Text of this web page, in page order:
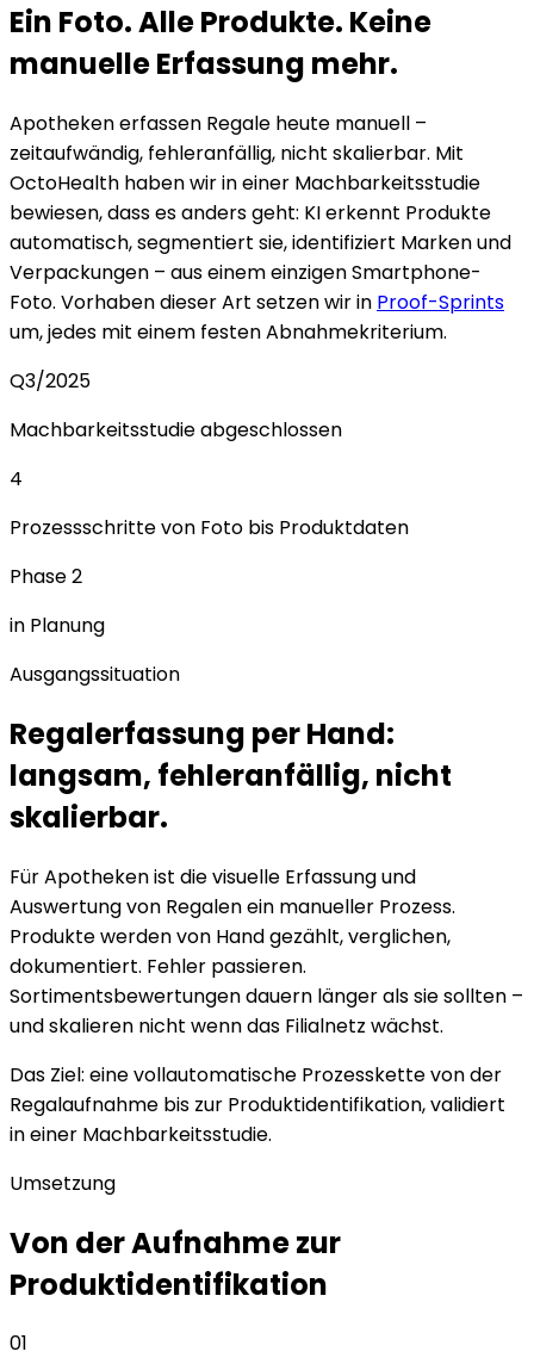
Ein Foto. Alle Produkte. Keine
manuelle Erfassung mehr.
Apotheken erfassen Regale heute manuell –
zeitaufwändig, fehleranfällig, nicht skalierbar. Mit
OctoHealth haben wir in einer Machbarkeitsstudie
bewiesen, dass es anders geht: KI erkennt Produkte
automatisch, segmentiert sie, identifiziert Marken und
Verpackungen – aus einem einzigen Smartphone-
Foto. Vorhaben dieser Art setzen wir in Proof-Sprints
um, jedes mit einem festen Abnahmekriterium.
Q3/2025
Machbarkeitsstudie abgeschlossen
4
Prozessschritte von Foto bis Produktdaten
Phase 2
in Planung
Ausgangssituation
Regalerfassung per Hand:
langsam, fehleranfällig, nicht
skalierbar.
Für Apotheken ist die visuelle Erfassung und
Auswertung von Regalen ein manueller Prozess.
Produkte werden von Hand gezählt, verglichen,
dokumentiert. Fehler passieren.
Sortimentsbewertungen dauern länger als sie sollten –
und skalieren nicht wenn das Filialnetz wächst.
Das Ziel: eine vollautomatische Prozesskette von der
Regalaufnahme bis zur Produktidentifikation, validiert
in einer Machbarkeitsstudie.
Umsetzung
Von der Aufnahme zur
Produktidentifikation
01